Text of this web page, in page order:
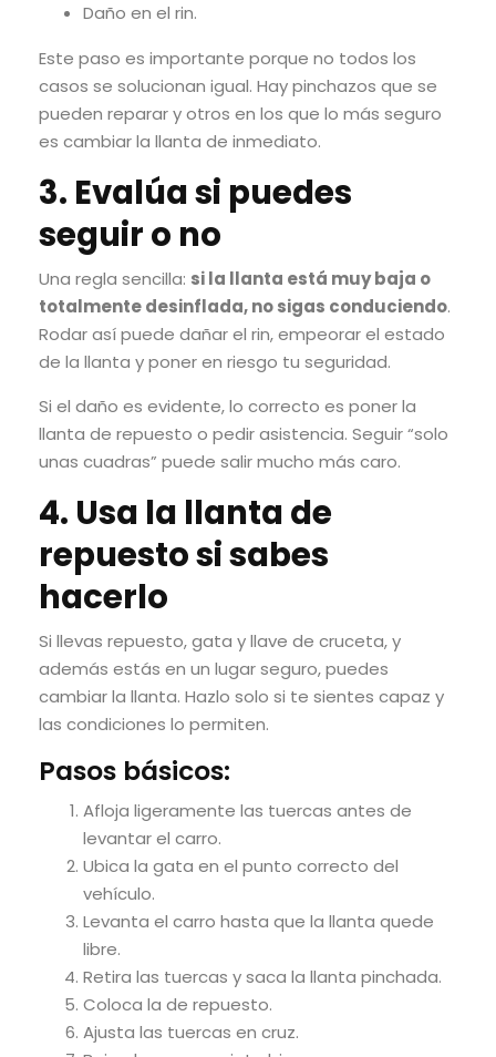
Daño en el rin.
Este paso es importante porque no todos los
casos se solucionan igual. Hay pinchazos que se
pueden reparar y otros en los que lo más seguro
es cambiar la llanta de inmediato.
3. Evalúa si puedes
seguir o no
Una regla sencilla: si la llanta está muy baja o
totalmente desinflada, no sigas conduciendo.
Rodar así puede dañar el rin, empeorar el estado
de la llanta y poner en riesgo tu seguridad.
Si el daño es evidente, lo correcto es poner la
llanta de repuesto o pedir asistencia. Seguir “solo
unas cuadras” puede salir mucho más caro.
4. Usa la llanta de
repuesto si sabes
hacerlo
Si llevas repuesto, gata y llave de cruceta, y
además estás en un lugar seguro, puedes
cambiar la llanta. Hazlo solo si te sientes capaz y
las condiciones lo permiten.
Pasos básicos:
Afloja ligeramente las tuercas antes de
levantar el carro.
Ubica la gata en el punto correcto del
vehículo.
Levanta el carro hasta que la llanta quede
libre.
Retira las tuercas y saca la llanta pinchada.
Coloca la de repuesto.
Ajusta las tuercas en cruz.